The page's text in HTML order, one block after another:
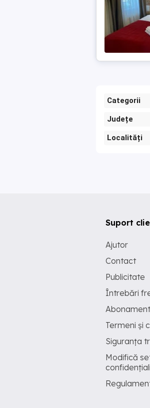
Categorii
Județe
Localități
Suport
Ajutor
Contact
Publicitate
Întrebări
Termeni și
Siguranța
Modifică